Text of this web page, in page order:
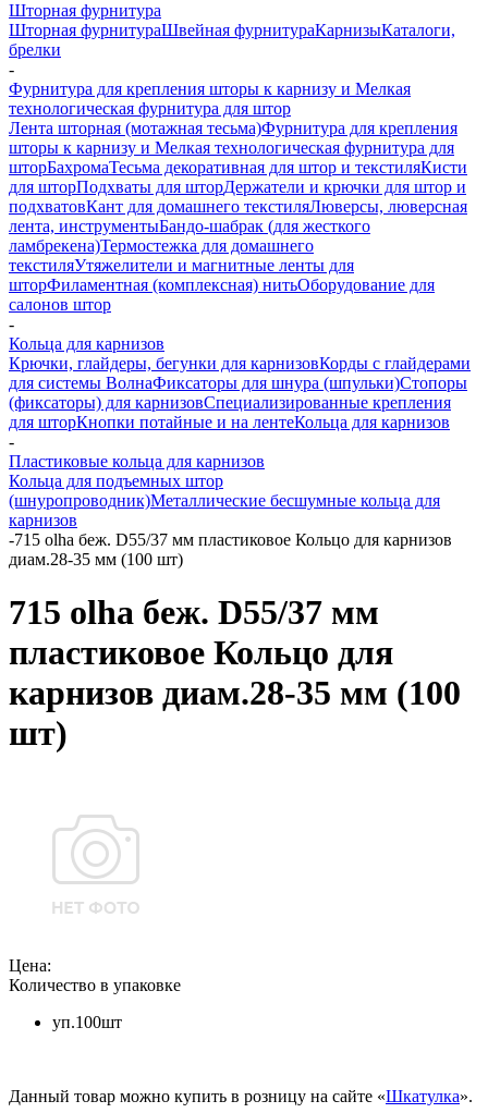
Шторная фурнитура
Шторная фурнитураШвейная фурнитураКарнизыКаталоги,
брелки
-
Фурнитура для крепления шторы к карнизу и Мелкая
технологическая фурнитура для штор
Лента шторная (мотажная тесьма)Фурнитура для крепления
шторы к карнизу и Мелкая технологическая фурнитура для
шторБахромаТесьма декоративная для штор и текстиляКисти
для шторПодхваты для шторДержатели и крючки для штор и
подхватовКант для домашнего текстиляЛюверсы, люверсная
лента, инструментыБандо-шабрак (для жесткого
ламбрекена)Термостежка для домашнего
текстиляУтяжелители и магнитные ленты для
шторФиламентная (комплексная) нитьОборудование для
салонов штор
-
Кольца для карнизов
Крючки, глайдеры, бегунки для карнизовКорды с глайдерами
для системы ВолнаФиксаторы для шнура (шпульки)Стопоры
(фиксаторы) для карнизовСпециализированные крепления
для шторКнопки потайные и на лентеКольца для карнизов
-
Пластиковые кольца для карнизов
Кольца для подъемных штор
(шнуропроводник)Металлические бесшумные кольца для
карнизов
-715 olha беж. D55/37 мм пластиковое Кольцо для карнизов
диам.28-35 мм (100 шт)
715 olha беж. D55/37 мм
пластиковое Кольцо для
карнизов диам.28-35 мм (100
шт)
Цена:
Количество в упаковке
уп.100шт
Данный товар можно купить в розницу на сайте «Шкатулка».